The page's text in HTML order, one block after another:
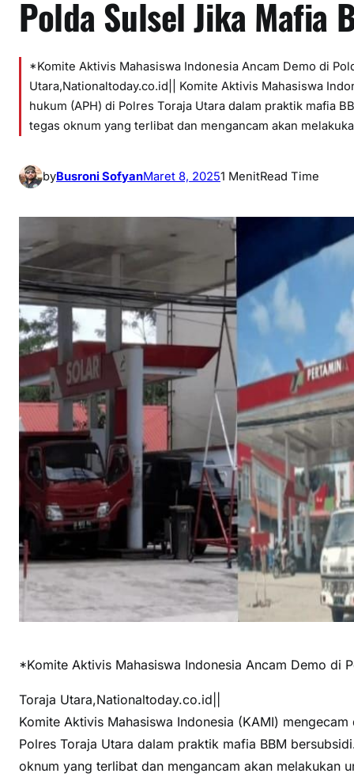
Polda Sulsel Jika Mafia
*Komite Aktivis Mahasiswa Indonesia Ancam Demo di
Utara,Nationaltoday.co.id|| Komite Aktivis Mahasiswa
hukum (APH) di Polres Toraja Utara dalam praktik mafia
tegas oknum yang terlibat dan mengancam akan
byBusroni SofyanMaret 8, 20251 MenitRead Time
*Komite Aktivis Mahasiswa Indonesia Ancam Demo di
Toraja Utara,Nationaltoday.co.id||
Komite Aktivis Mahasiswa Indonesia (KAMI)
Polres Toraja Utara dalam praktik mafia BBM
oknum yang terlibat dan mengancam akan melakukan